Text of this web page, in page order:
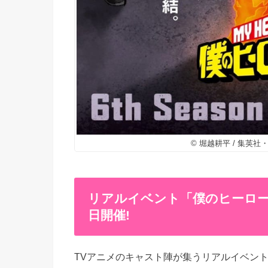
© 堀越耕平 / 集英社
リアルイベント「僕のヒーロ
日開催!
TVアニメのキャスト陣が集うリアルイベン